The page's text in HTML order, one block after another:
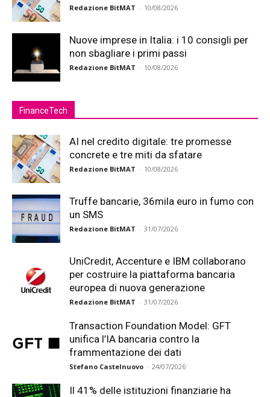
Redazione BitMAT - 10/08/2026
Nuove imprese in Italia: i 10 consigli per
non sbagliare i primi passi
Redazione BitMAT - 10/08/2026
FinanceTech
AI nel credito digitale: tre promesse
concrete e tre miti da sfatare
Redazione BitMAT - 10/08/2026
Truffe bancarie, 36mila euro in fumo con
un SMS
Redazione BitMAT - 31/07/2026
UniCredit, Accenture e IBM collaborano
per costruire la piattaforma bancaria
europea di nuova generazione
Redazione BitMAT - 31/07/2026
Transaction Foundation Model: GFT
unifica l’IA bancaria contro la
frammentazione dei dati
Stefano Castelnuovo - 24/07/2026
Il 41% delle istituzioni finanziarie ha